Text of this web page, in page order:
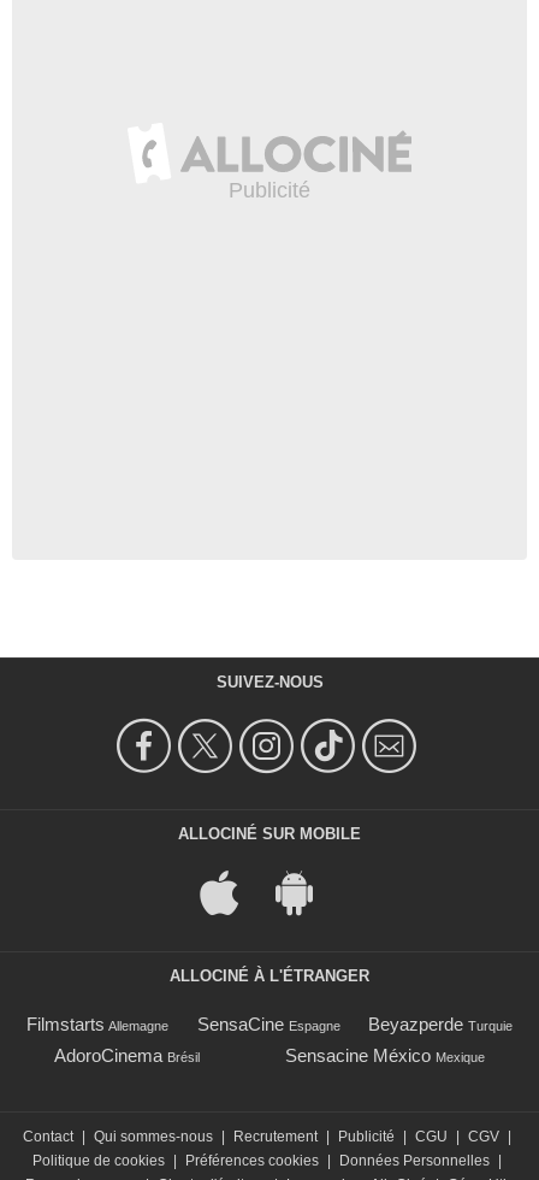
SUIVEZ-NOUS
ALLOCINÉ SUR MOBILE
ALLOCINÉ À L'ÉTRANGER
Filmstarts Allemagne SensaCine Espagne Beyazperde Turquie
AdoroCinema Brésil Sensacine México Mexique
Contact | Qui sommes-nous | Recrutement | Publicité | CGU | CGV |
Politique de cookies | Préférences cookies | Données Personnelles |